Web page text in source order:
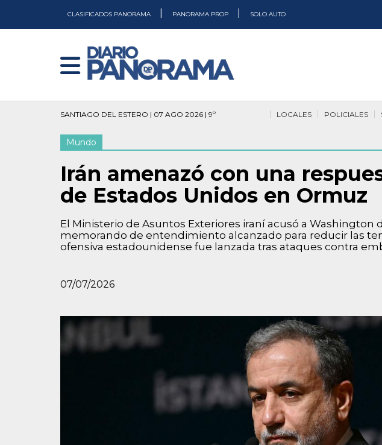
CLASIFICADOS PANORAMA PANORAMA PROP SOLO AUTO
SANTIAGO DEL ESTERO | 07 AGO 2026 | 9º POLICIALES
LOCALES
Mundo
Irán amenazó con una
de Estados Unidos en Ormuz
El Ministerio de Asuntos Exteriores iraní acusó a Washington
memorando de entendimiento alcanzado para reducir las
ofensiva estadounidense fue lanzada tras ataques contra
07/07/2026